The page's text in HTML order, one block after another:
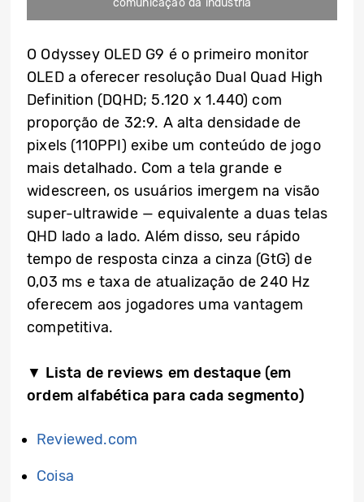
comunicação da indústria
O Odyssey OLED G9 é o primeiro monitor
OLED a oferecer resolução Dual Quad High
Definition (DQHD; 5.120 x 1.440) com
proporção de 32:9. A alta densidade de
pixels (110PPI) exibe um conteúdo de jogo
mais detalhado. Com a tela grande e
widescreen, os usuários imergem na visão
super-ultrawide — equivalente a duas telas
QHD lado a lado. Além disso, seu rápido
tempo de resposta cinza a cinza (GtG) de
0,03 ms e taxa de atualização de 240 Hz
oferecem aos jogadores uma vantagem
competitiva.
▼ Lista de reviews em destaque (em
ordem alfabética para cada segmento)
Reviewed.com
Coisa